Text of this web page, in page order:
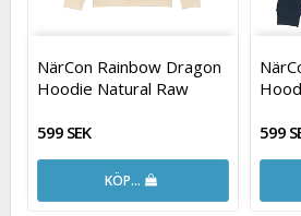
NärCon Rainbow Dragon
Hoodie Natural Raw
599 SEK
KÖP…
599